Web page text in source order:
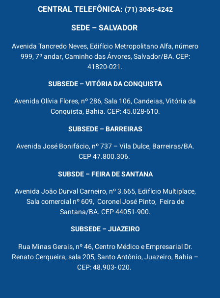
CENTRALTELEFÔNICA: (71) 3045-4242
SEDE – SALVADOR
Avenida Tancredo Neves, Edifício Metropolitano Alfa, número
999, 7º andar, Caminho das Árvores, Salvador/BA. CEP:
41820-021.
SUBSEDE – VITÓRIA DA CONQUISTA
Avenida Olívia Flores, nº 286, Sala 106, Candeias, Vitória da
Conquista, Bahia. CEP: 45.028-610.
SUBSEDE – BARREIRAS
Avenida José Bonifácio, nº 737 – Vila Dulce, Barreiras/BA.
CEP 47.800.306.
SUBSDE – FEIRA DE SANTANA
Avenida João Durval Carneiro, nº 3.665, Edifício Multiplace,
Sala comercial nº 609, Coronel José Pinto, Feira de
Santana/BA. CEP 44051-900.
SUBSEDE – JUAZEIRO
Rua Minas Gerais, nº 46, Centro Médico e Empresarial Dr.
Renato Cerqueira, sala 205, Santo Antônio, Juazeiro, Bahia –
CEP: 48.903- 020.